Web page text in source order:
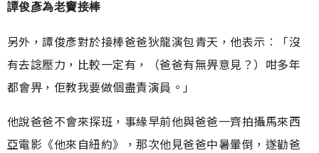
譚俊彥為老竇接棒
另外，譚俊彥對於接棒爸爸狄龍演包青天，他表示︰「沒
有去諗壓力，比較一定有，（爸爸有無畀意見？）咁多年
都會畀，佢教我要做個盡責演員。」
他說爸爸不會來探班，事緣早前他與爸爸一齊拍攝馬來西
亞電影《他來自紐約》，那次他見爸爸中暑暈倒，遂勸爸